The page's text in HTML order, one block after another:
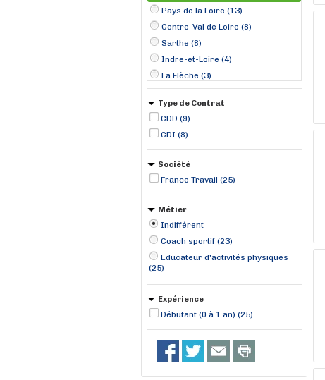
Pays de la Loire (13)
Centre-Val de Loire (8)
Sarthe (8)
Indre-et-Loire (4)
La Flèche (3)
Laval (2)
Tours (2)
Vendôme (2)
Alençon (1)
Châteaudun (1)
Type de Contrat
CDD (9)
CDI (8)
Société
France Travail (25)
Métier
Indifférent
Coach sportif (23)
Educateur d'activités physiques
(25)
Expérience
Débutant (0 à 1 an) (25)